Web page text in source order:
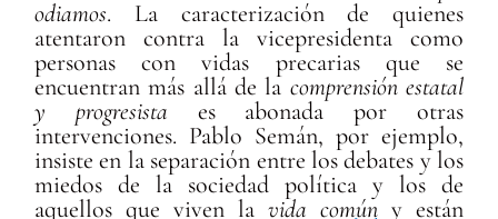
odiamos. La caracterización de quienes
atentaron contra la vicepresidenta como
personas con vidas precarias que se
encuentran más allá de la comprensión estatal
y progresista es abonada por otras
intervenciones. Pablo Semán, por ejemplo,
insiste en la separación entre los debates y los
miedos de la sociedad política y los de
aquellos que viven la vida común y están